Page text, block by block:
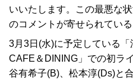
いいたします。この最悪な
のコメントが寄せられている
3月3日(水)に予定している
CAFE＆DINING」での初ラ
谷有希子(B)、松本淳(Ds)と